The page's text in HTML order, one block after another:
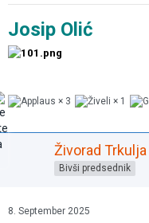
Josip Olić
3 1
Živorad Trkulja
Bivši predsednik
8. September 2025